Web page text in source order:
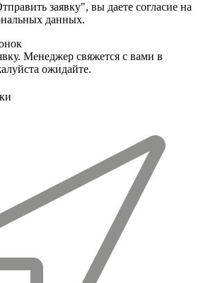
заявку", вы даете согласие на
данных.
Менеджер свяжется с вами в
ожидайте.